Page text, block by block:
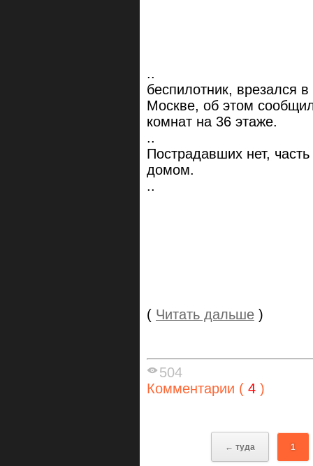
..
беспилотник, врезался
Москве, об этом
комнат на 36 этаже.
..
Пострадавших нет,
домом.
..
( Читать дальше )
504
Комментарии ( 4 )
← туда 1